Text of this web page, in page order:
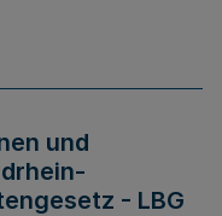
und
- LBG